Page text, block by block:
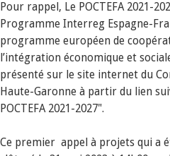
Pour rappel, Le POCTEFA 2021-
Programme Interreg Espagne-
programme européen de
l’intégration économique et
présenté sur le site internet du
Haute-Garonne à partir du lien
POCTEFA 2021-2027".
Ce premier appel à projets qui a